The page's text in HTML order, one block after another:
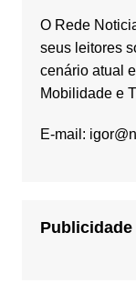
O Rede
seus leitores
cenário atual
Mobilidade e
E-mail:
Publicidade